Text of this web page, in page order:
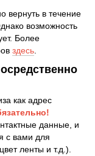
вернуть в течение
возможность
Более
здесь
как адрес
данные, и
с вами для
ленты и т.д.).